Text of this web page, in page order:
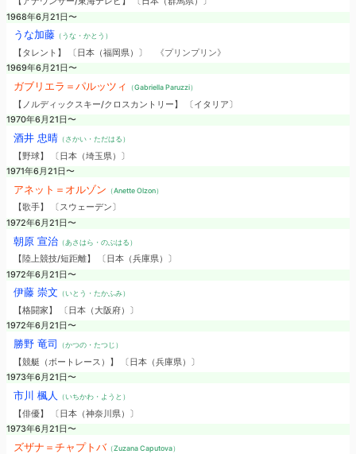
1968年6月21日〜
うな加藤 （うな・かとう）
【タレント】 〔日本（福岡県）〕
《プリンプリン》
1969年6月21日〜
ガブリエラ＝パルッツィ （Gabriella Paruzzi）
【ノルディックスキー/クロスカントリー】 〔イタリア〕
1970年6月21日〜
酒井 忠晴（さかい・ただはる）
【野球】 〔日本（埼玉県）〕
1971年6月21日〜
アネット＝オルゾン （Anette Olzon）
【歌手】 〔スウェーデン〕
1972年6月21日〜
朝原 宣治（あさはら・のぶはる）
【陸上競技/短距離】 〔日本（兵庫県）〕
1972年6月21日〜
伊藤 崇文 （いとう・たかふみ）
【格闘家】 〔日本（大阪府）〕
1972年6月21日〜
勝野 竜司 （かつの・たつじ）
【競艇（ボートレース）】 〔日本（兵庫県）〕
1973年6月21日〜
市川 楓人 （いちかわ・ようと）
【俳優】 〔日本（神奈川県）〕
1973年6月21日〜
ズザナ＝チャプトバ（Zuzana Caputova）